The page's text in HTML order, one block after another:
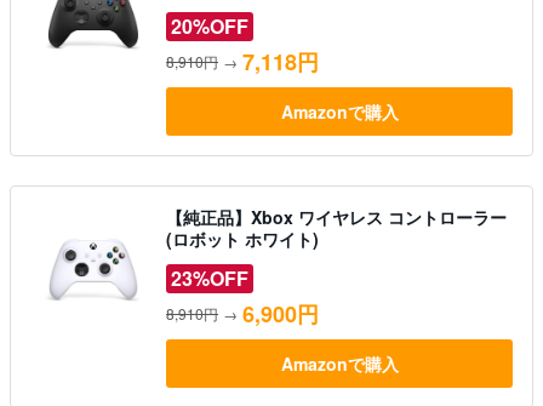
20%OFF
8,910円 → 7,118円
Amazonで購入
【純正品】Xbox ワイヤレス コントローラー
(ロボット ホワイト)
23%OFF
8,910円 → 6,900円
Amazonで購入